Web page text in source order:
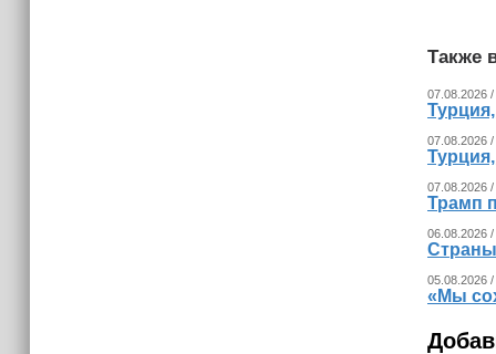
Также
07.08.2026
07.08.2026
07.08.2026
Трамп
06.08.2026
05.08.2026
«Мы